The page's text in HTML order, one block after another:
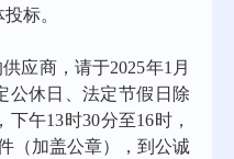
标。
应商，请于2025年1月
公休日、法定节假日除
午13时30分至16时，
（加盖公章），到公诚